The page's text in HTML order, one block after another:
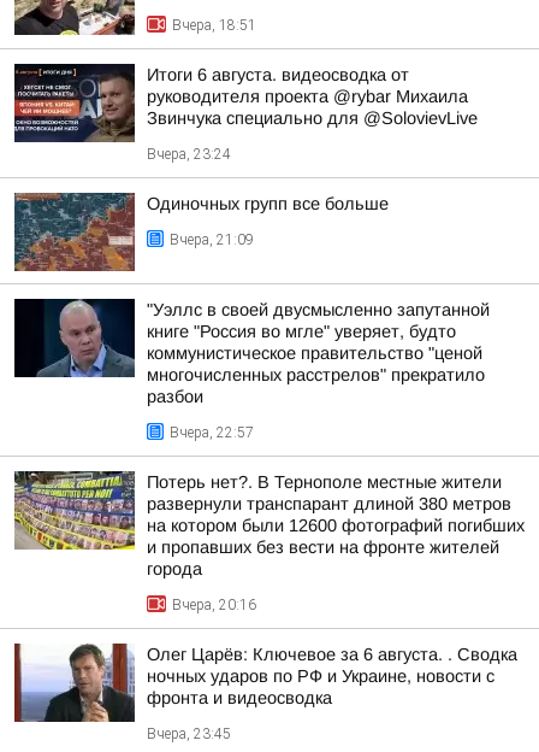
Вчера, 18:51
Итоги 6 августа. видеосводка от
руководителя проекта @rybar Михаила
Звинчука специально для @SolovievLive
Вчера, 23:24
Одиночных групп все больше
Вчера, 21:09
"Уэллс в своей двусмысленно запутанной
книге "Россия во мгле" уверяет, будто
коммунистическое правительство "ценой
многочисленных расстрелов" прекратило
разбои
Вчера, 22:57
Потерь нет?. В Тернополе местные жители
развернули транспарант длиной 380 метров
на котором были 12600 фотографий погибших
и пропавших без вести на фронте жителей
города
Вчера, 20:16
Олег Царёв: Ключевое за 6 августа. . Сводка
ночных ударов по РФ и Украине, новости с
фронта и видеосводка
Вчера, 23:45